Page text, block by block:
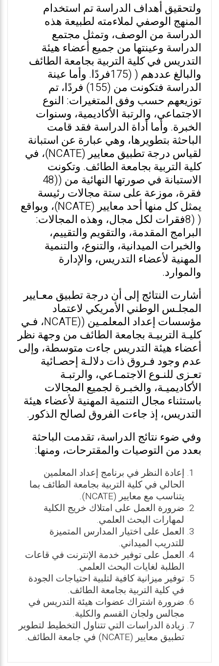
ولتحقيق أهداف الدراسة تم استخدام
المنهج الوصفي لملاءمته لطبيعة هذه
الدراسة من الوصف، وتمثل مجتمع
الدراسة وعينتها من جميع أعضاء هيئة
التدريس في كلية التربية بجامعة الطائف
والبالغ عددهم ( (175فردًا. وأما عينة
الدراسة فتكونت من (155) فردًا، تم
توزيعهم حسب وفق المتغيرات: النوع
الاجتماعي، والرتبة الأكاديمية، وسنوات
الخبرة. وأما أداة الدراسة فقد قامت
الباحثة بتطويرها، وهي عبارة عن استبانة
لقياس درجة تطبيق معايير (NCATE)، في
كلية التربية بجامعة الطائف. وتكونت
الاستبانة في صورتها النهائية من ((48
فقرة، موزعة على ستة مجالات رئيسة
يمثل كل منها أحد معايير (NCATE)، وبواقع
( (8فقرات لكل مجال، وهذه المجالات:
البرامج المقدمة، والتقويم والتقييم،
والخبرات الميدانية، والتنوع، والتنمية
المهنية لأعضاء التدريس، والإدارة
والموارد.
أشارت النتائج إلى أن درجة تطبيق معـايير
المجلـس الوطني الأمريكي لاعتماد
مؤسسات إعداد المعلمـين ((NCATE، فـي
كليـة التربيـة بجامعة الطائف من وجهة نظر
أعضاء هيئة التدريس جاءت متوسطة، وإلى
عدم وجود فـروق ذات دلالـة إحصـائية
تعـزى للنـوع الاجتمـاعي، والرتبـة
الأكاديميـة، والخبـرة لجميع المجالات
باستثناء مجال التنمية المهنية لأعضاء هيئة
التدريس، إذ جاءت الفروق لصالح الذكور.
وفي ضوء نتائج الدراسة، تقدمت الباحثة
بعدد من التوصيات والمقترحات، ومنها:
إعادة النظر في برنامج إعداد المعلمين
الحالي في كلية التربية بجامعة الطائف بما
يتناسب مع معايير (NCATE).
ضرورة العمل على امتلاك خريج الكلية
لمهارات البحث العلمي.
العمل على اختيار المدارس المتميزة
للتدريب الميداني.
العمل على توفير خدمة الإنترنت في قاعات
الطلبة لغايات البحث العلمي.
توفير ميزانية كافية لتلبية احتياجات الجودة
في كلية التربية بجامعة الطائف.
ضرورة اشتراك عضوات هيئة التدريس في
مجالس ولجان القسم والكلية.
زيادة الدراسات التي تتناول التخطيط لتطوير
تطبيق معايير (NCATE) في جامعة الطائف.